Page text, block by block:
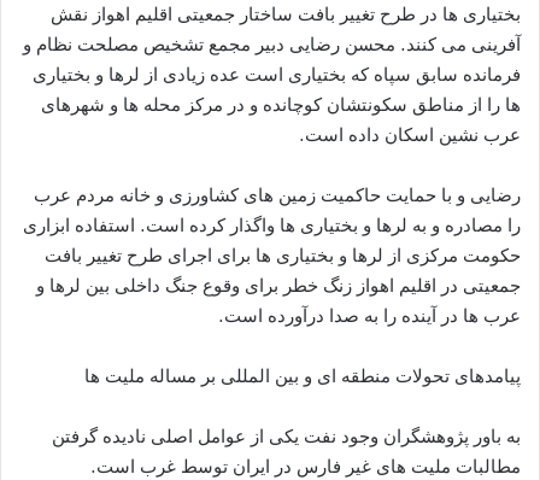
بختیاری ها در طرح تغییر بافت ساختار جمعیتی اقلیم اهواز نقش
آفرینی می کنند. محسن رضایی دبیر مجمع تشخیص مصلحت نظام و
فرمانده سابق سپاه که بختیاری است عده زیادی از لرها و بختیاری
ها را از مناطق سکونتشان کوچانده و در مرکز محله ها و شهرهای
عرب نشین اسکان داده است.
رضایی و با حمایت حاکمیت زمین های کشاورزی و خانه مردم عرب
را مصادره و به لرها و بختیاری ها واگذار کرده است. استفاده ابزاری
حکومت مرکزی از لرها و بختیاری ها برای اجرای طرح تغییر بافت
جمعیتی در اقلیم اهواز زنگ خطر برای وقوع جنگ داخلی بین لرها و
عرب ها در آینده را به صدا درآورده است.
پیامدهای تحولات منطقه ای و بین المللی بر مساله ملیت ها
به باور پژوهشگران وجود نفت یکی از عوامل اصلی نادیده گرفتن
مطالبات ملیت های غیر فارس در ایران توسط غرب است.